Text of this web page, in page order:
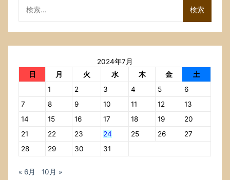
に
た．
ー．
索:
2024年7月
日
月 火 水 木 金
土
1
2 3 4 5
6
7
8 9 10 11 12
13
14
15 16 17 18 19
20
21
22 23 24 25 26
27
28
29 30 31
« 6月 10月 »